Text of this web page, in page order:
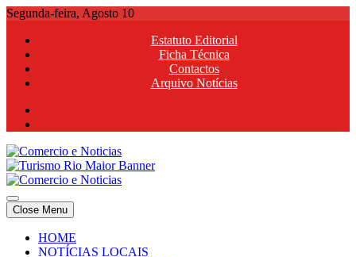
Skip
content
Segunda-feira, Agosto 10
Estatuto Editorial
Ficha Técnica
Contactos
Arquivo Notícias
Comercio e Noticias
Notícias e Publicidade Online
Comercio e Noticias
Notícias e Publicidade Online
Close Menu
HOME
NOTÍCIAS LOCAIS